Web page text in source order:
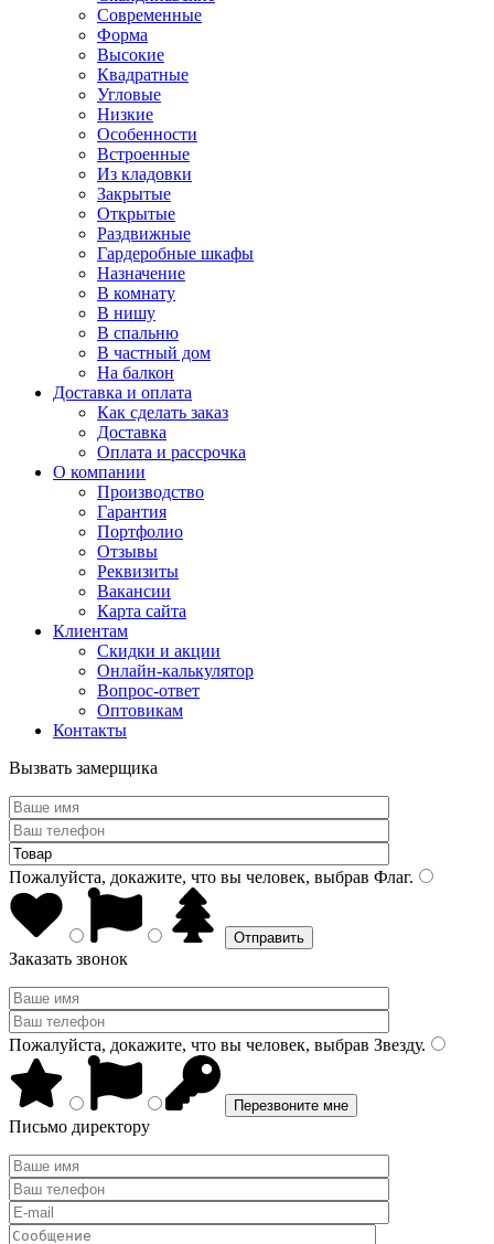
Современные
Форма
Высокие
Квадратные
Угловые
Низкие
Особенности
Встроенные
Из кладовки
Закрытые
Открытые
Раздвижные
Гардеробные шкафы
Назначение
В комнату
В нишу
В спальню
В частный дом
На балкон
Доставка и оплата
Как сделать заказ
Доставка
Оплата и рассрочка
О компании
Производство
Гарантия
Портфолио
Отзывы
Реквизиты
Вакансии
Карта сайта
Клиентам
Скидки и акции
Онлайн-калькулятор
Вопрос-ответ
Оптовикам
Контакты
Вызвать замерщика
Пожалуйста, докажите, что вы человек, выбрав Флаг.
Заказать звонок
Пожалуйста, докажите, что вы человек, выбрав Звезду.
Письмо директору